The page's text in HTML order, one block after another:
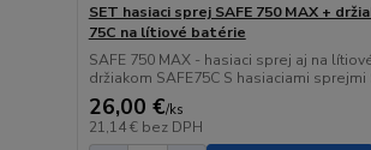
SET hasiaci sprej SAFE 750 MAX +
75C na lítiové batérie
SAFE 750 MAX - hasiaci sprej aj na
držiakom SAFE75C S hasiaciami sprejmi
26,00 €/ks
21,14 € bez DPH